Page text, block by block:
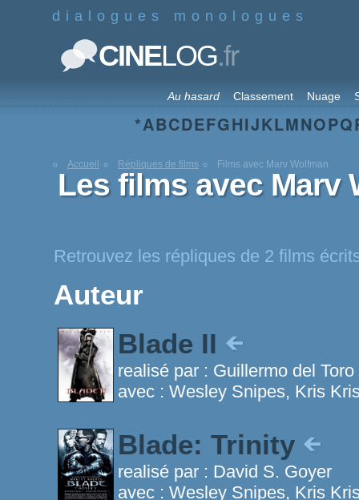
dialogues monologues
CINELOG.fr
Au hasard Classement Nuage
*ABCDEFGHIJKLMNOPQ
Accueil Répliques de films Films avec Marv Wolfman
Les films avec Marv
Retrouvez les répliques de 2 films
Auteur
Blade II
realisé par : Guillermo del Toro
avec : Wesley Snipes, Kris
Blade: Trinity
realisé par : David S. Goyer
avec : Wesley Snipes, Kris